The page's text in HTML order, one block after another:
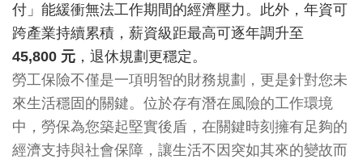
付」能緩衝無法工作期間的經濟壓力。此外，年資可
跨產業持續累積，薪資級距最高可逐年調升至
45,800 元 ，退休規劃更穩定。
勞工保險不僅是一項明智的財務規劃，更是針對您未
來生活穩固的關鍵。位於存有潛在風險的工作環境
中，勞保為您築起堅實後盾，在關鍵時刻擁有足夠的
經濟支持與社會保障，讓生活不因突如其來的變故而